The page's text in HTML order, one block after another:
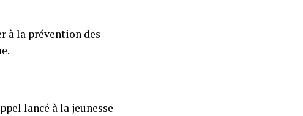
à la prévention des
lancé à la jeunesse